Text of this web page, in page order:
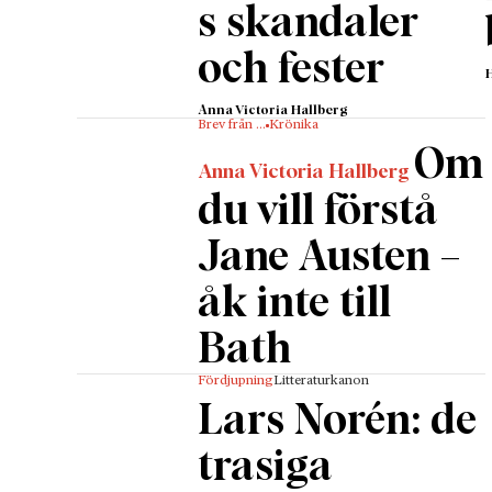
kreativ
och
s skandaler
och fester
Anna Victoria Hallberg
Brev från … Krönika
Anna Victoria Hallberg Om
du vill förstå
Jane Austen –
åk inte till
Bath
FördjupningLitteraturkanon
Lars Norén: de
trasiga